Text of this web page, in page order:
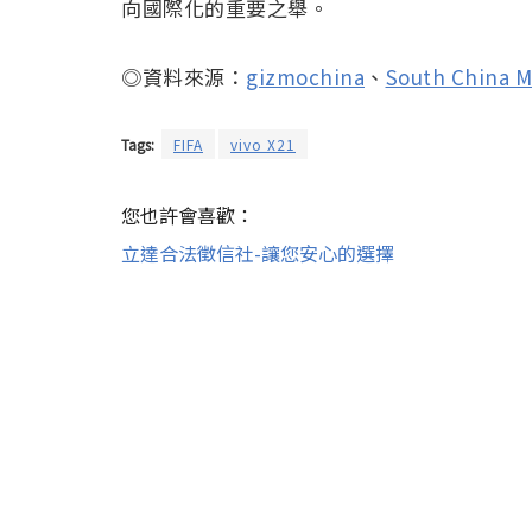
向國際化的重要之舉。
◎資料來源： gizmochina 、 South China
Tags: FIFA vivo X21
您也許會喜歡：
立達合法徵信社-讓您安心的選擇